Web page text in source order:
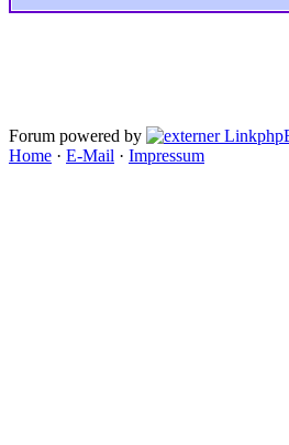
Forum powered by
Home · E-Mail · Impressum